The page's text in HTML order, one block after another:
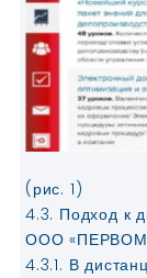
(рис. 1)
4.3. Подход к
ООО
4.3.1. В